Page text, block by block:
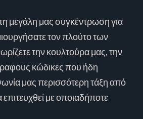
μεγάλη μας συγκέντρωση για
τον πλούτο των
την κουλτούρα μας, την
κώδικες που ήδη
μας περισσότερη τάξη από
με οποιαδήποτε